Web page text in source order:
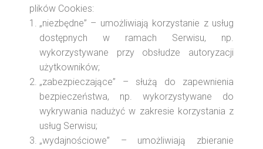
plików Cookies:
„niezbędne” – umożliwiają korzystanie z usług
dostępnych w ramach Serwisu, np.
wykorzystywane przy obsłudze autoryzacji
użytkowników;
„zabezpieczające” – służą do zapewnienia
bezpieczeństwa, np. wykorzystywane do
wykrywania nadużyć w zakresie korzystania z
usług Serwisu;
„wydajnościowe” – umożliwiają zbieranie